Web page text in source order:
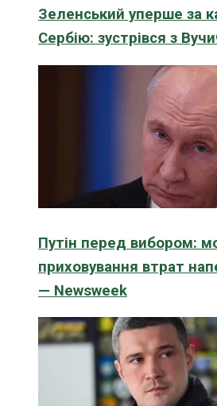
Зеленський уперше за
Сербію: зустрівся з
Путін перед вибором:
приховування втрат
— Newsweek